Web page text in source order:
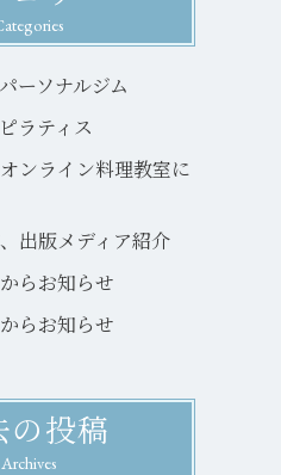
ーソナルジム
ラティス
ンライン料理教室に
出版メディア紹介
らお知らせ
らお知らせ
の投稿
Archives